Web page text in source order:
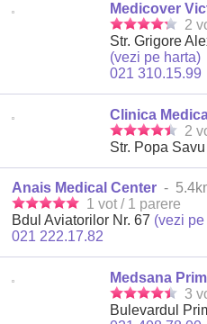
Medicover
2
Str. Grigore
(vezi pe harta)
021 310.15.99
Clinica
2
Str. Popa
Anais Medical Center -
1 vot / 1 parere
Bdul Aviatorilor Nr. 67 (vezi
021 222.17.82
Medsana
3
Bulevardul